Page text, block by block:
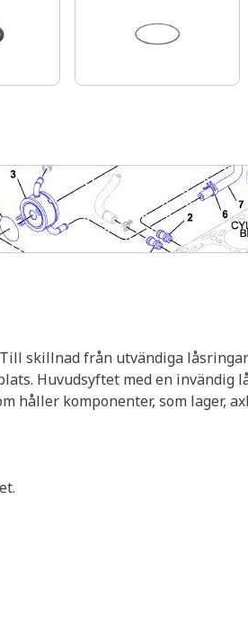
skillnad från utvändiga
Huvudsyftet med en invändig
håller komponenter, som lager,